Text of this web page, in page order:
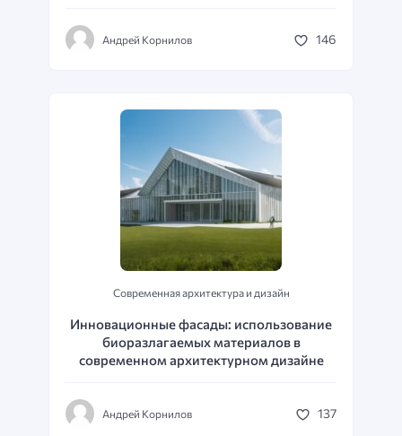
Андрей Корнилов 146
Современная архитектура и дизайн
Инновационные фасады: использование
биоразлагаемых материалов в
современном архитектурном дизайне
Андрей Корнилов 137